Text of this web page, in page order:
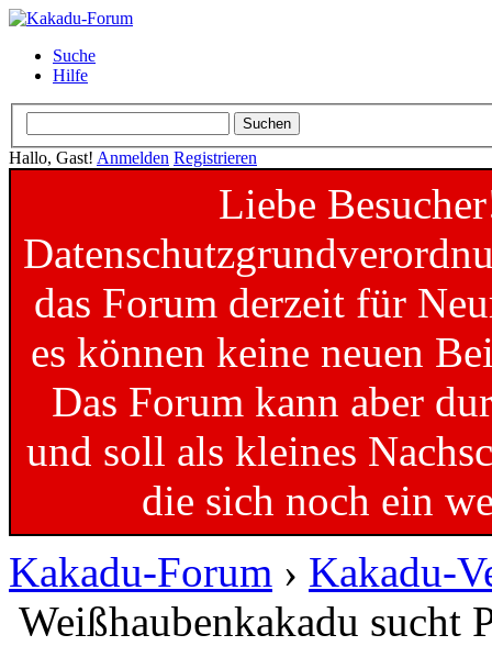
Suche
Hilfe
Hallo, Gast! Anmelden Registrieren
Liebe
das Forum derzeit für
es können keine neuen
Das Forum kann aber
und soll als kleines
die sich noch ein
Kakadu-Forum › Kakadu-
Weißhaubenkakadu sucht